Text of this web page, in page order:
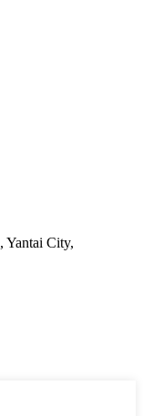
Yantai City,